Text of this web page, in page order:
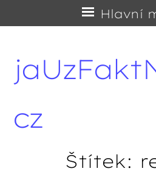
cz
Hlavní
na
Štítek: